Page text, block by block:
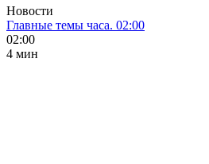
Новости
Главные темы часа. 02:00
02:00
4 мин